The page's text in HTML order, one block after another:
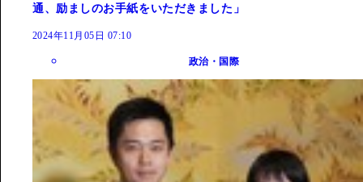
通、励ましのお手紙をいただきました」
2024年11月05日 07:10
政治・国際